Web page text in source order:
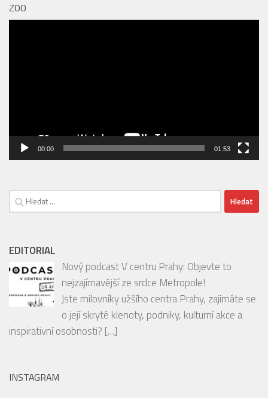
ZOO
00:00 01:53
Vyhledávání
EDITORIAL
Nový podcast V centru Prahy: Objevte to
nejzajímavější ze srdce Metropole!
Jste milovníky užšího centra Prahy, zajímáte se
o její skryté klenoty, podniky, kulturní akce a
inspirativní osobnosti? […]
INSTAGRAM